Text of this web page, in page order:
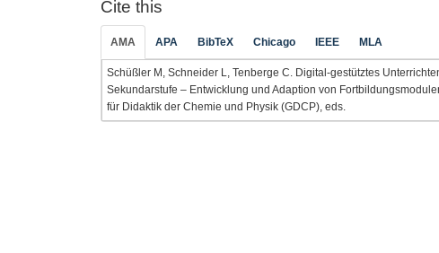
Cite this
AMA APA BibTeX Chicago IEEE MLA
Schüßler M, Schneider L, Tenberge C. Digital-gestütztes
Sekundarstufe – Entwicklung und Adaption von
für Didaktik der Chemie und Physik (GDCP), eds.